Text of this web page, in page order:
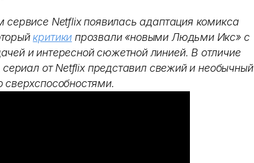
сервисе Netflix появилась адаптация комикса
критики прозвали «новыми Людьми Икс» с
и интересной сюжетной линией. В отличие
от Netflix представил свежий и необычный